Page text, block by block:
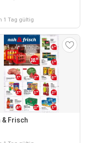
1 Tag gültig
& Frisch